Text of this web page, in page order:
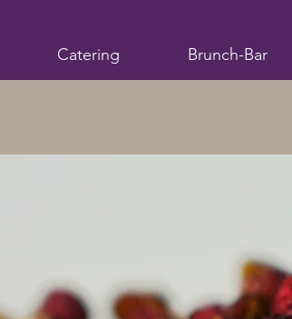
Catering Brunch-Bar